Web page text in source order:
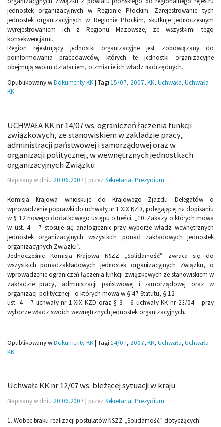
jednostek organizacyjnych w Regionie Płockim. Zarejestrowanie tych
jednostek organizacyjnych w Regionie Płockim, skutkuje jednoczesnym
wyrejestrowaniem ich z Regionu Mazowsze, ze wszystkimi tego
konsekwencjami.
Region rejestrujący jednostki organizacyjne jest zobowiązany do
poinformowania pracodawców, których te jednostki organizacyjne
obejmują swoim działaniem, o zmianie ich władz nadrzędnych.
Opublikowany wDokumenty KK Tagi 15/07, 2007, KK, Uchwała, Uchwała
KK
UCHWAŁA KK nr 14/07 ws. ograniczeń łączenia funkcji
związkowych, ze stanowiskiem w zakładzie pracy,
administracji państwowej i samorządowej oraz w
organizacji politycznej, w wewnętrznych jednostkach
organizacyjnych Związku
Napisany w dniu 20.06.2007 przez Sekretariat Prezydium
Komisja Krajowa wnioskuje do Krajowego Zjazdu Delegatów o
wprowadzenie poprawki do uchwały nr 1 XIX KZD, polegającej na dopisaniu
w § 12 nowego dodatkowego ustępu o treści: „10. Zakazy o których mowa
w ust. 4 – 7 stosuje się analogicznie przy wyborze władz wewnętrznych
jednostek organizacyjnych wszystkich ponad zakładowych jednostek
organizacyjnych Związku”.
Jednocześnie Komisja Krajowa NSZZ „Solidarność” zwraca się do
wszystkich ponadzakładowych jednostek organizacyjnych Związku, o
wprowadzenie ograniczeń łączenia funkcji związkowych ze stanowiskiem w
zakładzie pracy, administracji państwowej i samorządowej oraz w
organizacji politycznej – o których mowa w § 47 Statutu, § 12
ust. 4 – 7 uchwały nr 1 XIX KZD oraz § 3 – 6 uchwały KK nr 23/04 – przy
wyborze władz swoich wewnętrznych jednostek organizacyjnych.
Opublikowany wDokumenty KK| Tagi 14/07, 2007, KK, Uchwała, Uchwała
KK
Uchwała KK nr 12/07 ws. bieżącej sytuacji w kraju
Napisany w dniu 20.06.2007 | przez Sekretariat Prezydium
1. Wobec braku realizacji postulatów NSZZ „Solidarność” dotyczących: